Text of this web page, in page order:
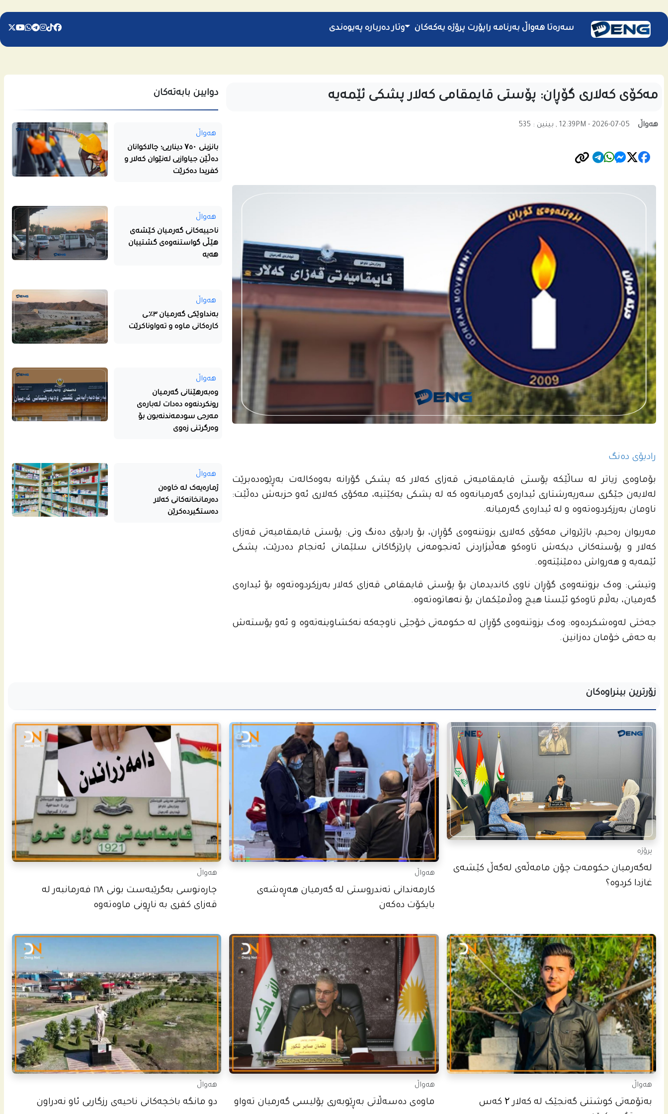
سەرەتا هەواڵ بەرنامە راپۆرت پرۆژە یەکەکان وتار دەربارە پەیوەندی
مەکۆی کەلاری گۆڕان: پۆستی قایمقامی کەلار پشکی ئێمەیە
هەواڵ 12:39PM - 2026-07-05 , بینین : 535
رادیۆی دەنگ
بۆماوەی زیاتر لە ساڵێکە پۆستی قایمقامیەتی قەزای کەلار کە پشکی گۆرانە بەوەکالەت بەڕێوەدەبرێت
لەلایەن جێگری سەرپەرشتاری ئیدارەی گەرمیانەوە کە لە پشکی یەکێتیە، مەکۆی کەلاری ئەو حزبەش دەڵێت:
ناومان بەرزکردوەتەوە و لە ئیدارەی گەرمیانە.
مەریوان رەحیم، باژێروانی مەکۆی کەلاری بزوتنەوەی گۆڕان، بۆ رادیۆی دەنگ وتی: پۆستی قایمقامیەتی قەزای
کەلار و پۆستەکانی دیکەش تاوەکو هەڵبژاردنی ئەنجومەنی پارێزگاکانی سلێمانی ئەنجام دەدرێت، پشکی
ئێمەیە و هەرواش دەمێنێتەوە.
وتیشی: وەک بزوتنەوەی گۆڕان ناوی کاندیدمان بۆ پۆستی قایمقامی قەزای کەلار بەرزکردوەتەوە بۆ ئیدارەی
گەرمیان، بەڵام تاوەکو ئێستا هیچ وەڵامێکمان بۆ نەهاتوەتەوە.
جەختی لەوەشکردەوە: وەک بزوتنەوەی گۆڕان لە حکومەتی خۆجێی ناوچەکە نەکشاوینەتەوە و ئەو پۆستەش
بە حەقی خۆمان دەزانین.
دوایین بابەتەکان
هەواڵ
بانزینی ۷٥۰ دیناریی؛ چالاکوانان
دەڵێن جیاوازیی لەنێوان کەلار و
کفریدا دەکرێت
هەواڵ
ناحییه‌كانى گه‌رمیان كێشه‌ى
هێڵى گواستنه‌وه‌ى گشتییان
هه‌یه‌
هەواڵ
بەنداوێکی گەرمیان ٣٪ـی
کارەکانی ماوە و تەواوناکرێت
هەواڵ
وەبەرهێنانی گەرمیان
رونکردنەوە دەدات لەبارەی
مەرجی سودمەندنەبون بۆ
وەرگرتنی زەوی
هەواڵ
ژمارەیەک لە خاوەن
دەرمانخانەکانی کەلار
دەستگیردەکرێن
زۆرترین بینراوەکان
پرۆژە
له‌گه‌رمیان حكومه‌ت چۆن مامه‌ڵه‌ى له‌گه‌ڵ كێشه‌ى
غازدا كردوه‌؟
هەواڵ
کارمەندانی تەندروستی لە گەرمیان هەڕەشەی
بایکۆت دەکەن
هەواڵ
چاره‌نوسى به‌گرێبه‌ست بونى ١٦٨ فه‌رمانبه‌ر له‌
قه‌زاى كفرى به‌ ناڕونى ماوه‌ته‌وه‌
هەواڵ
بەتۆمەتی کوشتنی گەنجێک لە کەلار ۲ کەس
هەواڵ
ماوەی دەسەڵاتی بەڕێوبەری پۆلیسی گەرمیان تەواو
هەواڵ
دو مانگە باخچەکانی ناحیەی رزگاریی ئاو نەدراون